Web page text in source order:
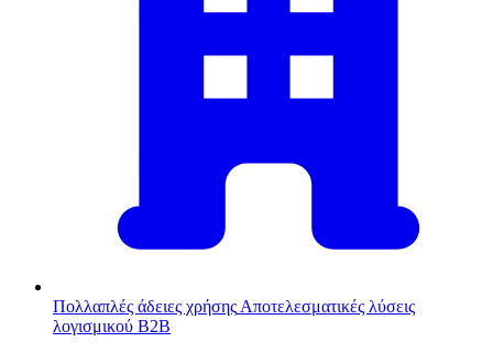
Πολλαπλές άδειες χρήσης Αποτελεσματικές λύσεις
λογισμικού B2B